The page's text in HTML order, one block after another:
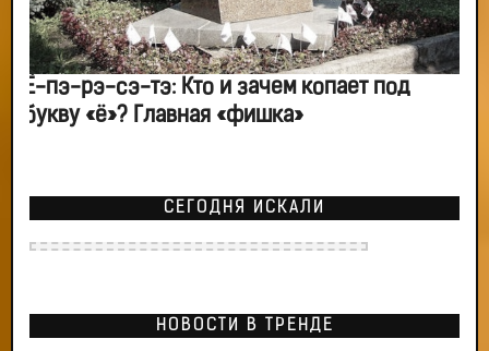
Ё-пэ-рэ-сэ-тэ: Кто и зачем копает под
букву «ё»? Главная «фишка»
СЕГОДНЯ ИСКАЛИ
НОВОСТИ В ТРЕНДЕ